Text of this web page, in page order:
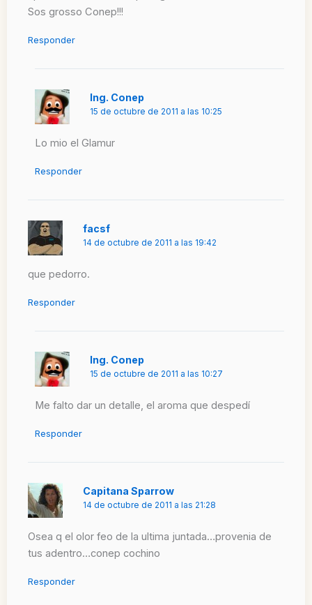
Sos grosso Conep!!!
Responder
Ing. Conep
15 de octubre de 2011 a las 10:25
Lo mio el Glamur
Responder
facsf
14 de octubre de 2011 a las 19:42
que pedorro.
Responder
Ing. Conep
15 de octubre de 2011 a las 10:27
Me falto dar un detalle, el aroma que despedí
Responder
Capitana Sparrow
14 de octubre de 2011 a las 21:28
Osea q el olor feo de la ultima juntada…provenia de
tus adentro…conep cochino
Responder